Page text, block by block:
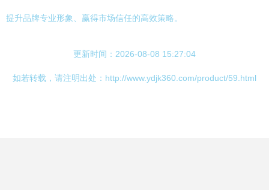
提升品牌专业形象、赢得市场信任的高效策略。
更新时间：2026-08-08 15:27:04
如若转载，请注明出处：http://www.ydjk360.com/product/59.html